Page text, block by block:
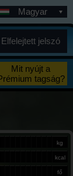
Magyar
Elfelejtett jelszó
Mit nyújt a
tagság?
kg
kcal
fő